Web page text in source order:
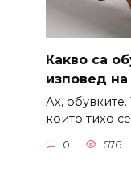
Какво са
изповед
Ах,
които тихо се
0 576